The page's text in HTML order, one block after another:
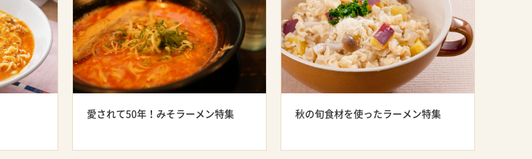
愛されて50年！みそラーメン特集 秋の旬食材を使ったラーメン特集